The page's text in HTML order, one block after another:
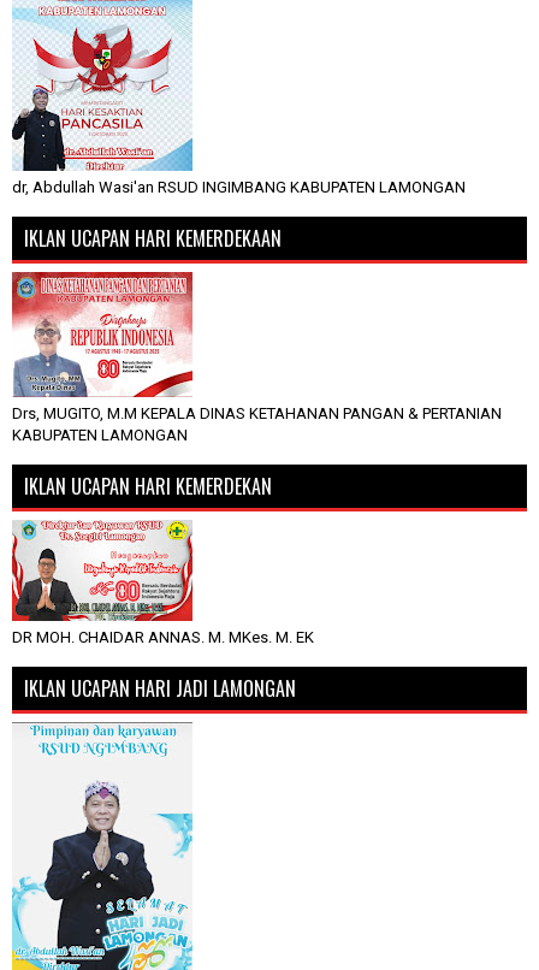
dr, Abdullah Wasi'an RSUD INGIMBANG KABUPATEN LAMONGAN
IKLAN UCAPAN HARI KEMERDEKAAN
Drs, MUGITO, M.M KEPALA DINAS KETAHANAN PANGAN & PERTANIAN
KABUPATEN LAMONGAN
IKLAN UCAPAN HARI KEMERDEKAN
DR MOH. CHAIDAR ANNAS. M. MKes. M. EK
IKLAN UCAPAN HARI JADI LAMONGAN